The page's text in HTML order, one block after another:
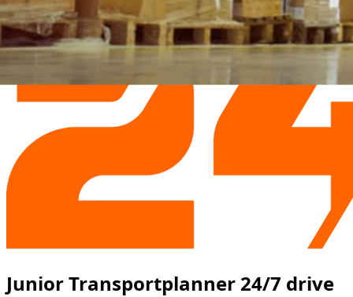
Junior Transportplanner 24/7 drive